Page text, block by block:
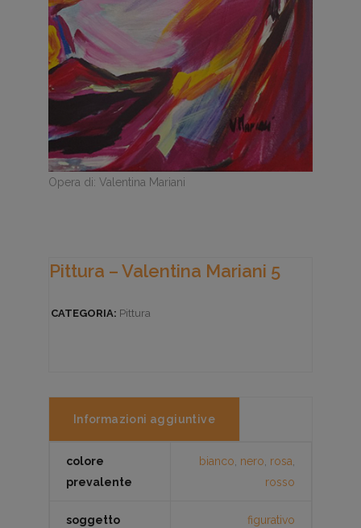
Opera di: Valentina Mariani
Pittura – Valentina Mariani 5
CATEGORIA: Pittura
Informazioni aggiuntive
colore
prevalente
bianco, nero, rosa,
rosso
soggetto figurativo